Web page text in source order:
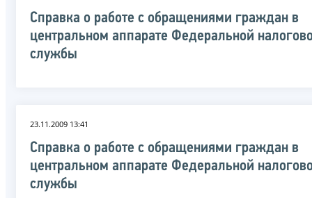
Справка о работе с обращениями граждан в
центральном аппарате Федеральной
службы
23.11.2009 13:41
Справка о работе с обращениями граждан в
центральном аппарате Федеральной
службы